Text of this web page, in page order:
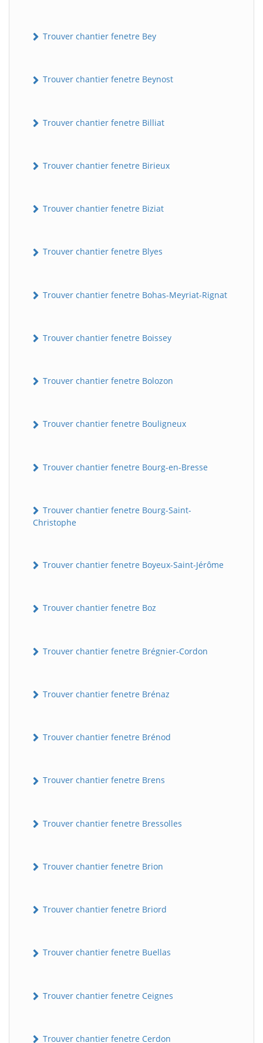
Trouver chantier fenetre Bey
Trouver chantier fenetre Beynost
Trouver chantier fenetre Billiat
Trouver chantier fenetre Birieux
Trouver chantier fenetre Biziat
Trouver chantier fenetre Blyes
Trouver chantier fenetre Bohas-Meyriat-Rignat
Trouver chantier fenetre Boissey
Trouver chantier fenetre Bolozon
Trouver chantier fenetre Bouligneux
Trouver chantier fenetre Bourg-en-Bresse
Trouver chantier fenetre Bourg-Saint-
Christophe
Trouver chantier fenetre Boyeux-Saint-Jérôme
Trouver chantier fenetre Boz
Trouver chantier fenetre Brégnier-Cordon
Trouver chantier fenetre Brénaz
Trouver chantier fenetre Brénod
Trouver chantier fenetre Brens
Trouver chantier fenetre Bressolles
Trouver chantier fenetre Brion
Trouver chantier fenetre Briord
Trouver chantier fenetre Buellas
Trouver chantier fenetre Ceignes
Trouver chantier fenetre Cerdon